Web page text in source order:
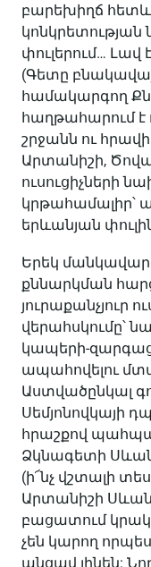
բարեխիղճ
փուլերում… Լավ
(Գետը
համակարգող
հաղթահարում է
շրջանն ու
Արտանիշի,
ուսուցիչների
կրթահամալիր՝
երևանյան
Երեկ
քննարկման
յուրաքանչյուր
վերահսկումը՝
կապերի-
ապահովելու
Աստվածընկալ
Սեմյոնովկայի
հրաշքով
Ձկնագետի
(ի՜նչ վշտալի
Արտանիշի
բացատում
չեն կարող
անցավ լինեն: